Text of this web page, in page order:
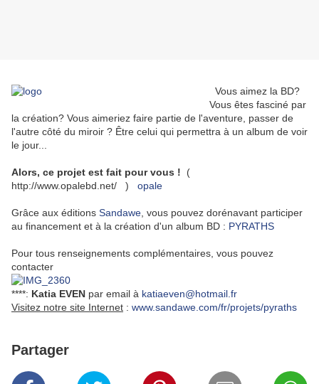
Vous aimez la BD?
Vous êtes fasciné par
la création? Vous aimeriez faire partie de l'aventure, passer de
l'autre côté du miroir ? Être celui qui permettra à un album de voir
le jour...
Alors, ce projet est fait pour vous ! (
http://www.opalebd.net/ ) opale
Grâce aux éditions Sandawe , vous pouvez dorénavant participer
au financement et à la création d'un album BD : PYRATHS
Pour tous renseignements complémentaires, vous pouvez
contacter
****: Katia EVEN par email à katiaeven@hotmail.fr
Visitez notre site Internet : www.sandawe.com/fr/projets/pyraths
Partager